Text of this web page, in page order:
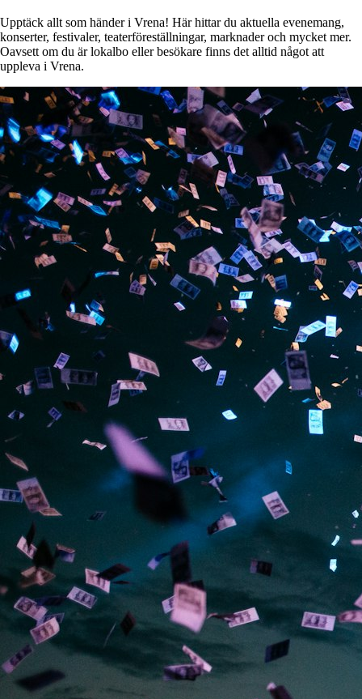
Upptäck allt som händer i Vrena! Här hittar du aktuella evenemang,
konserter, festivaler, teaterföreställningar, marknader och mycket mer.
Oavsett om du är lokalbo eller besökare finns det alltid något att
uppleva i Vrena.